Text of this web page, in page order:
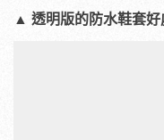
▲ 透明版的防水鞋套好